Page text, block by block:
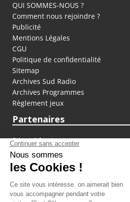
QUI SOMMES-NOUS ?
Comment nous rejoindre ?
Publicité
Mentions Légales
CGU
Politique de confidentialité
Sitemap
Archives Sud Radio
Archives Programmes
Règlement jeux
Partenaires
fiducial.fr
lyoncapitale.fr
olympique-et-lyonnais.com
L'application Iphone /